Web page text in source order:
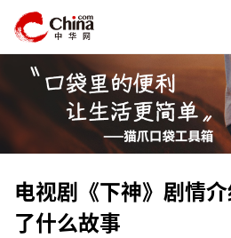
电视剧《下神》剧情
了什么故事